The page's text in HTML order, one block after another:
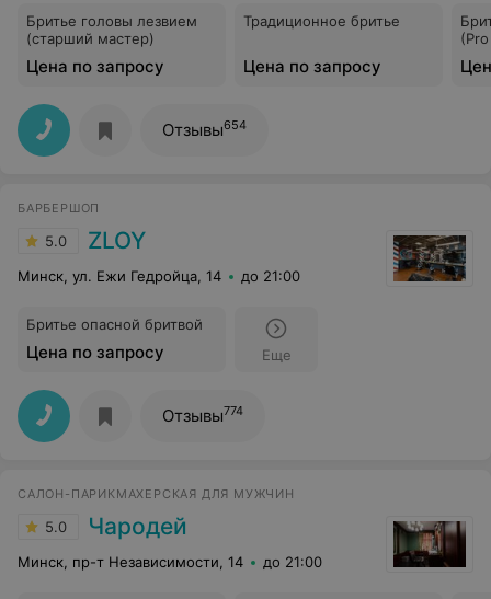
Бритье головы лезвием
(старший мастер)
Цена по запросу
Традиционное бритье
Цена по запросу
Отзывы654
БАРБЕРШОП
5.0 ZLOY
Минск, ул. Ежи Гедройца, 14 до 21:00
Бритье опасной бритвой
Цена по запросу Еще
Отзывы774
САЛОН-ПАРИКМАХЕРСКАЯ ДЛЯ МУЖЧИН
5.0 Чародей
Минск, пр-т Независимости, 14 до 21:00